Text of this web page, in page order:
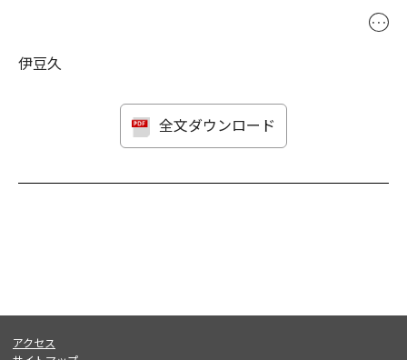
･･･
伊豆久
全文ダウンロード
アクセス